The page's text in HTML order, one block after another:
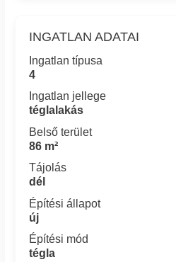
INGATLAN ADATAI
Ingatlan típusa
4
Ingatlan jellege
téglalakás
Belső terület
86 m²
Tájolás
dél
Építési állapot
új
Építési mód
tégla